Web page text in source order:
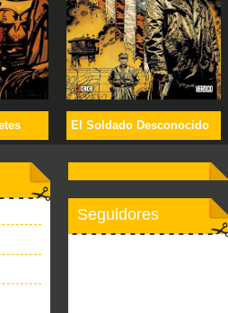
El Soldado Desconocido
Seguidores